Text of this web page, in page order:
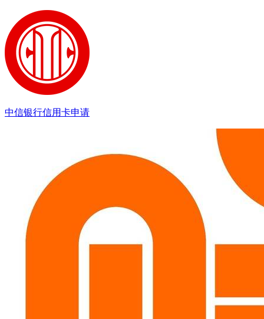
中信银行信用卡申请